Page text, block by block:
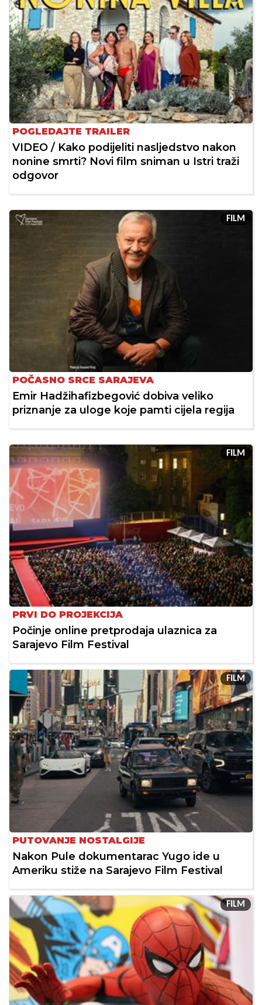
POGLEDAJTE TRAILER
VIDEO / Kako podijeliti nasljedstvo nakon
nonine smrti? Novi film sniman u Istri traži
odgovor
FILM
POČASNO SRCE SARAJEVA
Emir Hadžihafizbegović dobiva veliko
priznanje za uloge koje pamti cijela regija
FILM
PRVI DO PROJEKCIJA
Počinje online pretprodaja ulaznica za
Sarajevo Film Festival
FILM
PUTOVANJE NOSTALGIJE
Nakon Pule dokumentarac Yugo ide u
Ameriku stiže na Sarajevo Film Festival
FILM